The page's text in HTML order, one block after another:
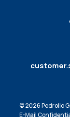
© 2026 Pedrollo
E-Mail